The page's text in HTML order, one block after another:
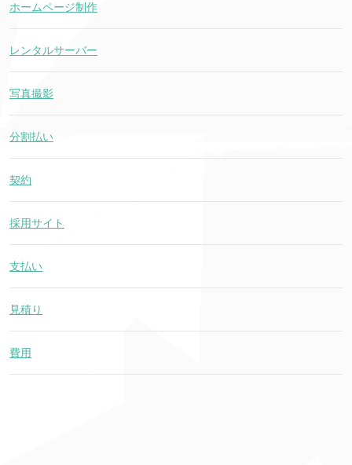
ホームページ制作
レンタルサーバー
写真撮影
分割払い
契約
採用サイト
支払い
見積り
費用